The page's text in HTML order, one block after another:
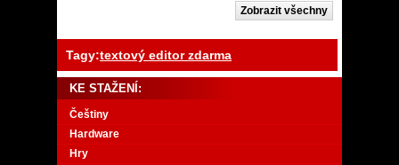
Tagy:textový editor zdarma
KE STAŽENÍ:
Češtiny
Hardware
Hry